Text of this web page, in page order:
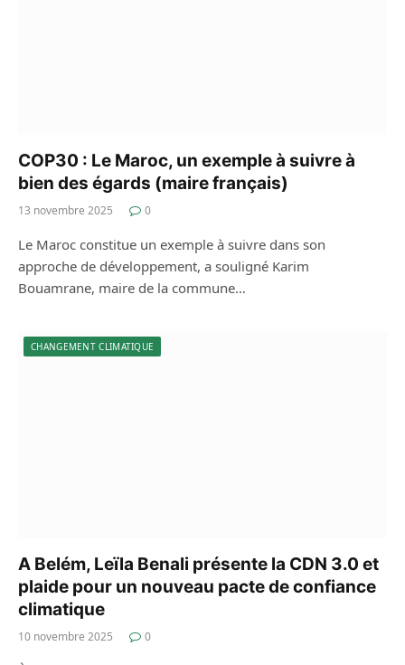
COP30 : Le Maroc, un exemple à suivre à
bien des égards (maire français)
13 novembre 2025 0
Le Maroc constitue un exemple à suivre dans son
approche de développement, a souligné Karim
Bouamrane, maire de la commune…
CHANGEMENT CLIMATIQUE
A Belém, Leïla Benali présente la CDN 3.0 et
plaide pour un nouveau pacte de confiance
climatique
10 novembre 2025 0